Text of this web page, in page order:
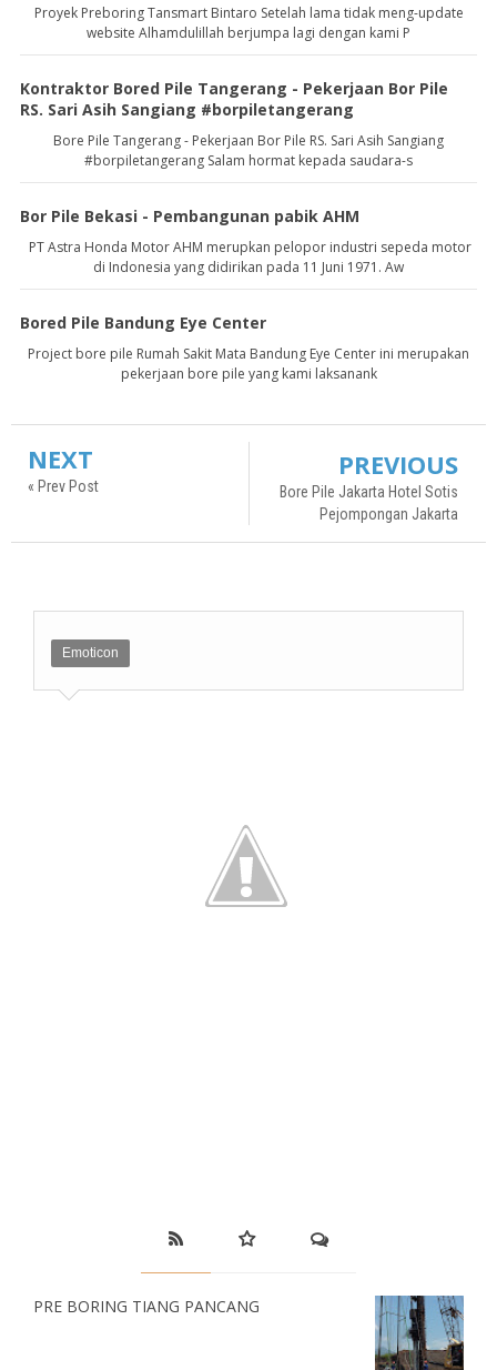
Proyek Preboring Tansmart Bintaro Setelah lama tidak meng-update
website Alhamdulillah berjumpa lagi dengan kami P
Kontraktor Bored Pile Tangerang - Pekerjaan Bor Pile
RS. Sari Asih Sangiang #borpiletangerang
Bore Pile Tangerang - Pekerjaan Bor Pile RS. Sari Asih Sangiang
#borpiletangerang Salam hormat kepada saudara-s
Bor Pile Bekasi - Pembangunan pabik AHM
PT Astra Honda Motor AHM merupkan pelopor industri sepeda motor
di Indonesia yang didirikan pada 11 Juni 1971. Aw
Bored Pile Bandung Eye Center
Project bore pile Rumah Sakit Mata Bandung Eye Center ini merupakan
pekerjaan bore pile yang kami laksanank
NEXT
« Prev Post
PREVIOUS
Bore Pile Jakarta Hotel Sotis
Pejompongan Jakarta
Emoticon
PRE BORING TIANG PANCANG